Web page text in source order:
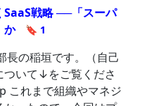
SaaS戦略 ──「スーパ
か
🔖 1
長の稲垣です。（自己
ついて↓をご覧くださ
これまで組織やマネジ